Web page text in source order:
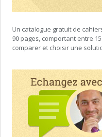
Un catalogue gratuit de
90 pages, comportant entre
comparer et choisir une